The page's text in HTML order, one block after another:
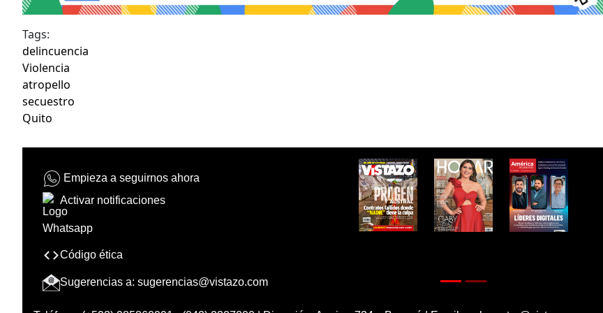
Tags:
delincuencia
Violencia
atropello
secuestro
Quito
Empieza a seguirnos ahora
Activar notificaciones
Código ética
Sugerencias a: sugerencias@vistazo.com